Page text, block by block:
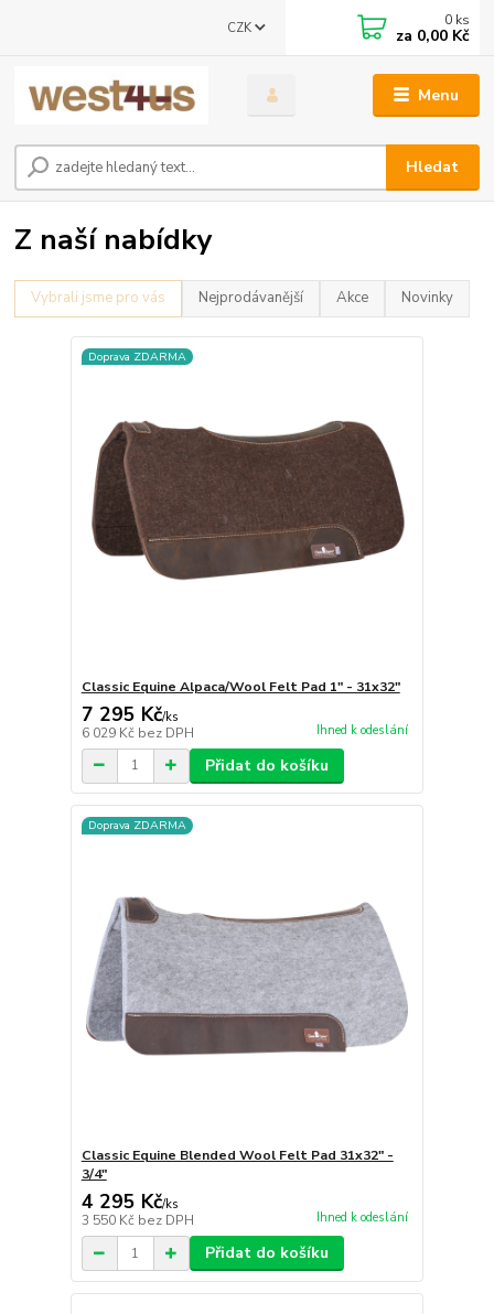
Menu
CZK
Hledat
0 ks
za 0,00 Kč
Z naší nabídky
Vybrali jsme pro vás Nejprodávanější Akce Novinky
Doprava ZDARMA
Classic Equine Alpaca/Wool Felt Pad 1" - 31x32"
7 295 Kč/ks
6 029 Kč bez DPH Ihned k odeslání
Přidat do košíku
Doprava ZDARMA
Classic Equine Blended Wool Felt Pad 31x32" -
3/4"
4 295 Kč/ks
3 550 Kč bez DPH Ihned k odeslání
Přidat do košíku